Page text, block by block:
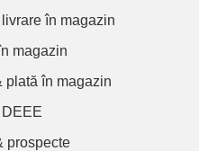
în magazin
magazin
plată în magazin
prospecte